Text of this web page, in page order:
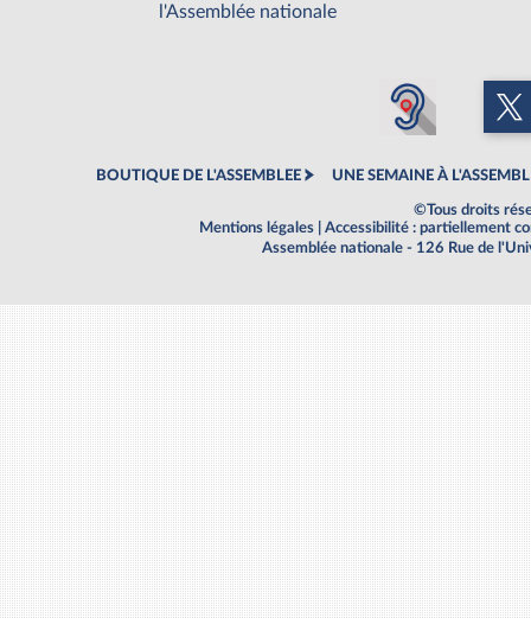
l'Assemblée nationale
BOUTIQUE DE L'ASSEMBLEE UNE SEMAINE À
©Tous droits
Mentions légales
Accessibilité : partiellement
Assemblée nationale - 126 Rue de